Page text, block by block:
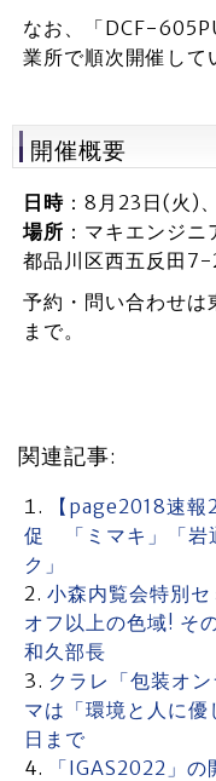
なお、「DCF-
業所で順次開催して
開催概要
日時：8月23日(火)
場所 ：マキエンジ
都品川区西五反田7-
予約・問い合わせ
まで。
関連記事:
【page2018速
促 「ミマキ」「岩
ク」
小森内覧会特別
オフ以上の色域! そ
和久部長
クラレ「包装オ
マは「環境と人に
日まで
「IGAS2022」